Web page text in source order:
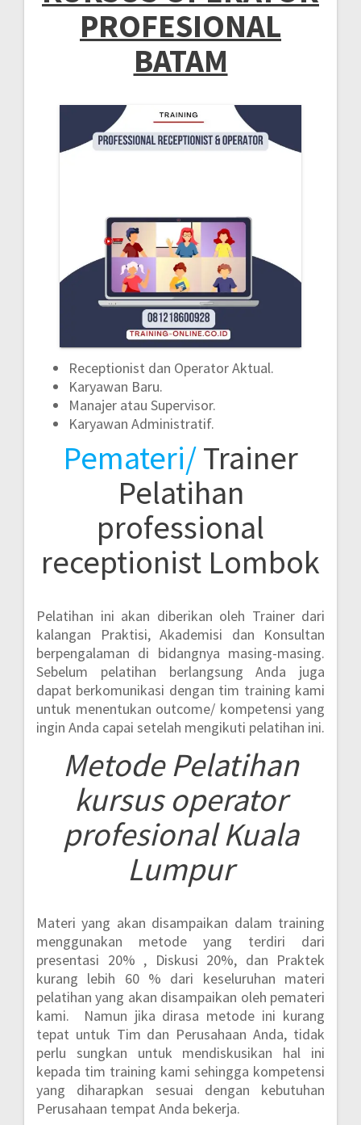
PROFESIONAL
BATAM
Receptionist dan Operator Aktual.
Karyawan Baru.
Manajer atau Supervisor.
Karyawan Administratif.
Pemateri/Trainer
Pelatihan
professional
receptionist Lombok
Pelatihan ini akan diberikan oleh Trainer dari
kalangan Praktisi, Akademisi dan Konsultan
berpengalaman di bidangnya masing-masing.
Sebelum pelatihan berlangsung Anda juga
dapat berkomunikasi dengan tim training kami
untuk menentukan outcome/ kompetensi yang
ingin Anda capai setelah mengikuti pelatihan ini.
MetodePelatihan
kursus operator
profesional Kuala
Lumpur
Materi yang akan disampaikan dalam training
menggunakan metode yang terdiri dari
presentasi 20% , Diskusi 20%, dan Praktek
kurang lebih 60 % dari keseluruhan materi
pelatihan yang akan disampaikan oleh pemateri
kami. Namun jika dirasa metode ini kurang
tepat untuk Tim dan Perusahaan Anda, tidak
perlu sungkan untuk mendiskusikan hal ini
kepada tim training kami sehingga kompetensi
yang diharapkan sesuai dengan kebutuhan
Perusahaan tempat Anda bekerja.